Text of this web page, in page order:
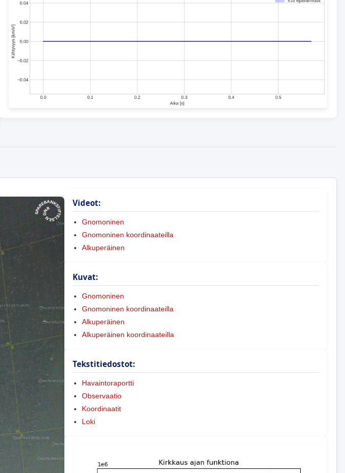
Videot:
Gnomoninen
Gnomoninen koordinaateilla
Alkuperäinen
Kuvat:
Gnomoninen
Gnomoninen koordinaateilla
Alkuperäinen
Alkuperäinen koordinaateilla
Tekstitiedostot:
Havaintoraportti
Observaatio
Koordinaatit
Loki